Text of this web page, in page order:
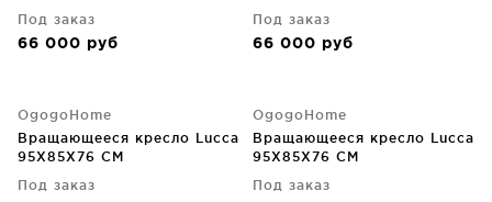
Под заказ
66 000 руб
Под заказ
66 000 руб
OgogoHome
Вращающееся кресло Lucca
95X85X76 CM
Под заказ
OgogoHome
Вращающееся кресло Lucca
95X85X76 CM
Под заказ